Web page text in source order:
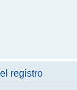
registro